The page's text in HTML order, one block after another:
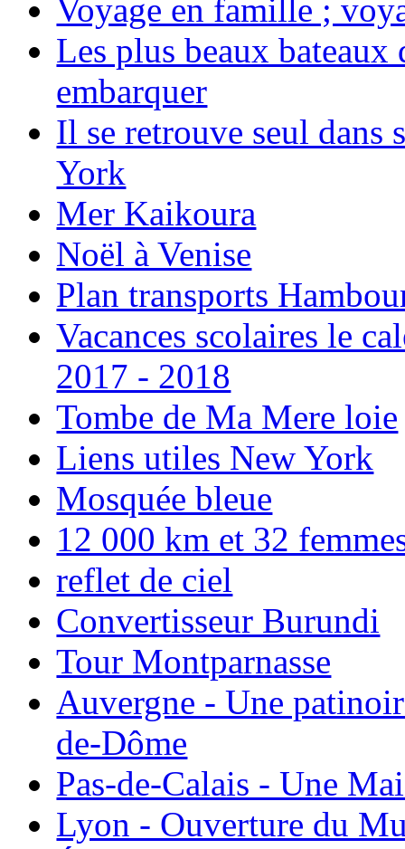
Voyage en famille ;
Les plus beaux bateaux
embarquer
Il se retrouve seul dans
York
Mer Kaikoura
Noël à Venise
Plan transports
Vacances scolaires le
2017 - 2018
Tombe de Ma Mere loie
Liens utiles New York
Mosquée bleue
12 000 km et 32
reflet de ciel
Convertisseur Burundi
Tour Montparnasse
Auvergne - Une
de-Dôme
Pas-de-Calais - Une
Lyon - Ouverture du